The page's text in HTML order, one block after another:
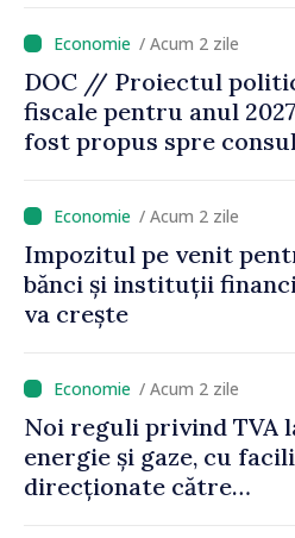
pe seama consumului de
bază al oamenilor”
/ Acum 2 zile
DOC // Proiectul
fiscale pentru anul
fost propus spre
/ Acum 2 zile
Impozitul pe venit
bănci și instituții
va crește
/ Acum 2 zile
Noi reguli privind TVA
energie și gaze, cu
direcționate către